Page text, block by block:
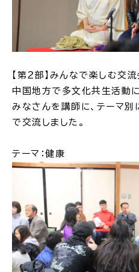
便利な
くらしの便利情報
【第２部】みんなで楽しむ交流
中国地方で多文化共生活動に
みなさんを講師に、テーマ別
で交流しました。
テーマ：健康